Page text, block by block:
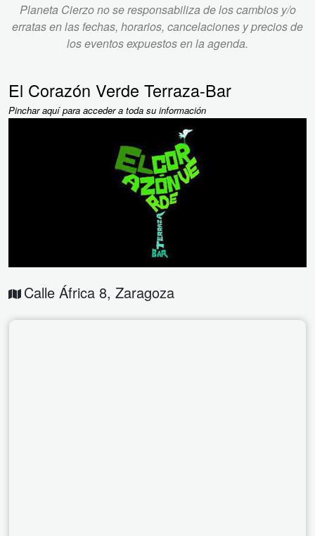
Planeta Cierzo no se responsabiliza de los cambios y/o
erratas en las fechas, horarios, cancelaciones y precios de
los eventos expuestos en la agenda.
El Corazón Verde Terraza-Bar
Pinchar aquí para acceder a toda su información
Calle África 8, Zaragoza